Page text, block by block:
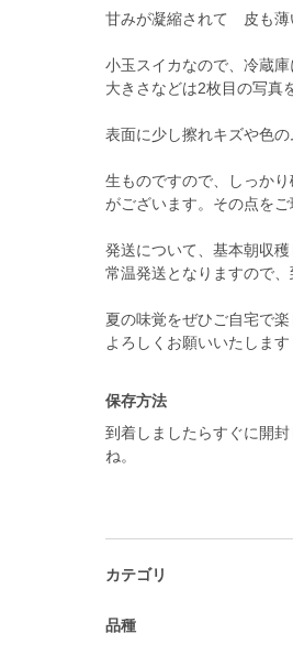
甘みが凝縮されて 皮も薄
小玉スイカなので、冷蔵
大きさなどは2枚目の写真
表面に少し擦れキズや色
生ものですので、しっか
がございます。その点を
発送について、基本朝収
常温発送となりますので
夏の味覚をぜひご自宅で楽
保存方法
到着しましたらすぐに開
ね。
カテゴリ
品種